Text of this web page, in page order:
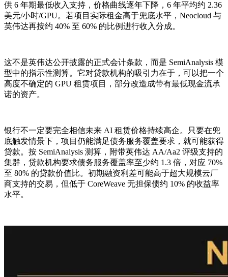
供 6 年期最低收入支持，价格曲线逐年下降，6 年平均约 2.36
美元/小时/GPU。若项目实际租金高于兜底水平，Neocloud 与
英伟达再按约 40% 至 60% 的比例进行收入分成。
这不是英伟达公开披露的正式会计条款，而是 SemiAnalysis 模
型中的指示性测算。它对贷款机构的吸引力在于，可以把一个
高度不确定的 GPU 租赁项目，部分改造成带有最低现金流承
诺的资产。
银行不一定要完全相信未来 AI 租赁价格持续高企。只要在兜
底触发情景下，项目仍能满足债务服务覆盖要求，就可能获得
贷款。按 SemiAnalysis 测算，附带英伟达 AA/Aa2 评级支持的
集群，贷款机构要求债务服务覆盖率至少约 1.3 倍，对应 70%
至 80% 的贷款价值比。初期融资利差可能高于超大规模云厂
商支持的交易，但低于 CoreWeave 无担保债约 10% 的收益率
水平。